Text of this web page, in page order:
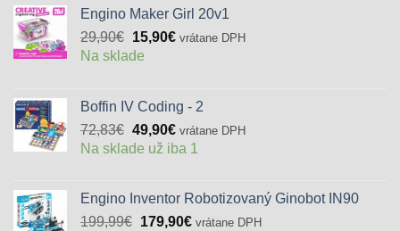
Engino Maker Girl 20v1
29,90€ Pôvodná
cena
15,90€Aktuálna
vrátane DPH
Na sklade
Boffin IV Coding - 2
72,83€ Pôvodná
cena
49,90€Aktuálna
cena
vrátane DPH
Na sklade už iba 1
Engino Inventor Robotizovaný Ginobot IN90
199,99€ Pôvodná
179,90€Aktuálna
vrátane DPH